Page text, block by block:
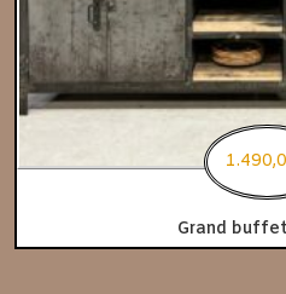
Grand